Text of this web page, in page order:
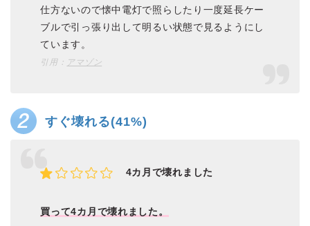
仕方ないので懐中電灯で照らしたり一度延長ケー
ブルで引っ張り出して明るい状態で見るようにし
ています。
引用： アマゾン
すぐ壊れる(41%)
4カ月で壊れました
買って4カ月で壊れました。